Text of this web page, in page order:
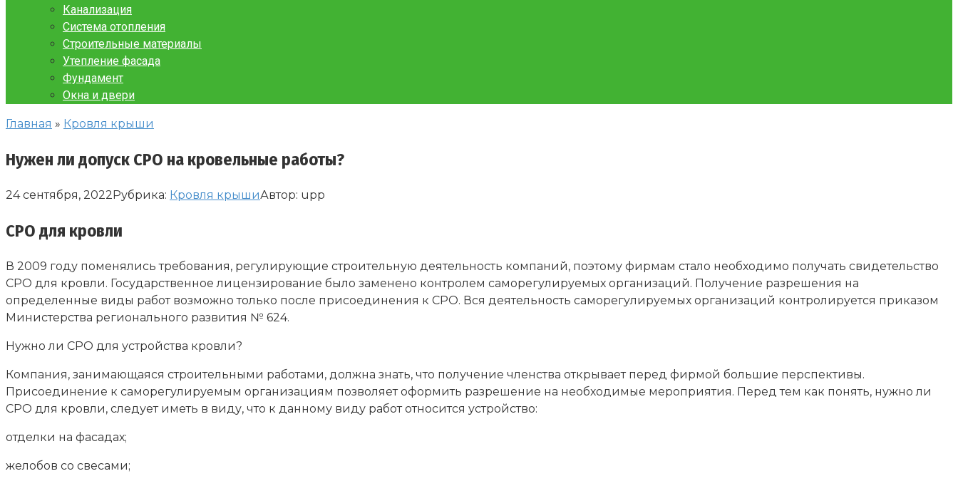
Канализация
Система отопления
Строительные материалы
Утепление фасада
Фундамент
Окна и двери
Главная » Кровля крыши
Нужен ли допуск СРО на кровельные работы?
24 сентября, 2022Рубрика: Кровля крышиАвтор: upp
СРО для кровли
В 2009 году поменялись требования, регулирующие строительную деятельность компаний, поэтому фирмам стало необходимо получать свидетельство
СРО для кровли. Государственное лицензирование было заменено контролем саморегулируемых организаций. Получение разрешения на
определенные виды работ возможно только после присоединения к СРО. Вся деятельность саморегулируемых организаций контролируется приказом
Министерства регионального развития № 624.
Нужно ли СРО для устройства кровли?
Компания, занимающаяся строительными работами, должна знать, что получение членства открывает перед фирмой большие перспективы.
Присоединение к саморегулируемым организациям позволяет оформить разрешение на необходимые мероприятия. Перед тем как понять, нужно ли
СРО для кровли, следует иметь в виду, что к данному виду работ относится устройство:
отделки на фасадах;
желобов со свесами;